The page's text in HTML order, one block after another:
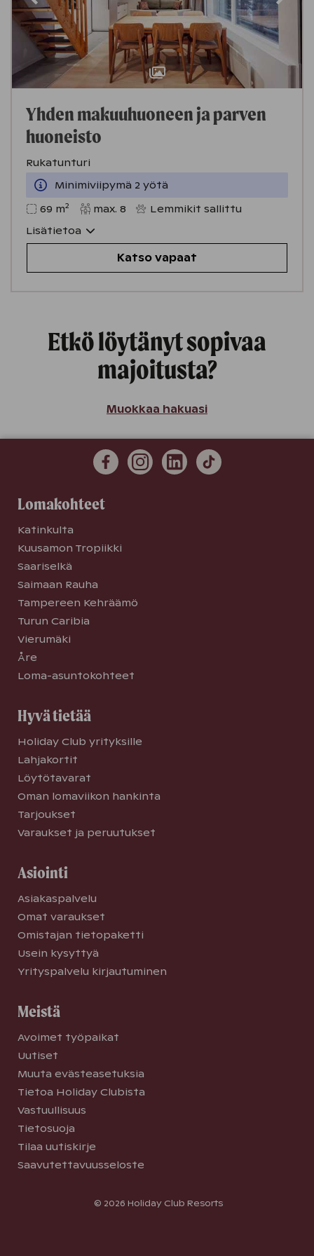
Yhden makuuhuoneen ja parven
huoneisto
Rukatunturi
Minimiviipymä 2 yötä
69 m2 max.8
Lemmikit sallittu
Lisätietoa
Katso vapaat
Etkö löytänyt sopivaa
majoitusta?
Muokkaa hakuasi
Lomakohteet
Katinkulta
Kuusamon Tropiikki
Saariselkä
Saimaan Rauha
Tampereen Kehräämö
Turun Caribia
Vierumäki
Åre
Loma-asuntokohteet
Hyvä tietää
Holiday Club yrityksille
Lahjakortit
Löytötavarat
Oman lomaviikon hankinta
Tarjoukset
Varaukset ja peruutukset
Asiointi
Asiakaspalvelu
Omat varaukset
Omistajan tietopaketti
Usein kysyttyä
Yrityspalvelu kirjautuminen
Meistä
Avoimet työpaikat
Uutiset
Muuta evästeasetuksia
Tietoa Holiday Clubista
Vastuullisuus
Tietosuoja
Tilaa uutiskirje
Saavutettavuusseloste
© 2026 Holiday Club Resorts